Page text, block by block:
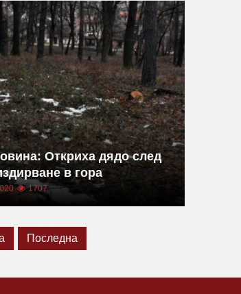
Откриха дядо след
в гора
1707
Последна